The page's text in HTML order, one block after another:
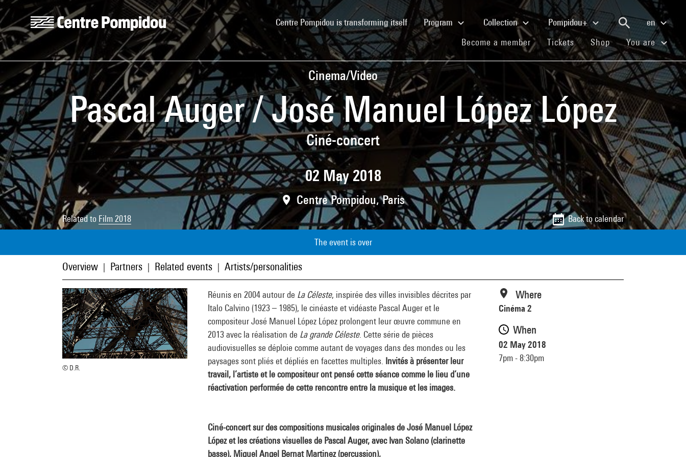
Skip to main content
Centre Pompidou
Centre Pompidou is transforming itself(current)Program Collection Pompidou+
en
Become a member (current)
Tickets(current)
Shop(current)You are
Cinema/Video
Pascal Auger / José Manuel López López
Ciné-concert
02 May 2018
Centre Pompidou, Paris
Related to Film 2018 Back to calendar
The event is over
Overview Partners Related events Artists/personalities
© D.R.
Réunis en 2004 autour de La Céleste, inspirée des villes invisibles décrites par
Italo Calvino (1923 – 1985), le cinéaste et vidéaste Pascal Auger et le
compositeur José Manuel López López prolongent leur œuvre commune en
2013 avec la réalisation de La grande Céleste. Cette série de pièces
audiovisuelles se déploie comme autant de voyages dans des mondes ou les
paysages sont pliés et dépliés en facettes multiples. Invités à présenter leur
travail, l’artiste et le compositeur ont pensé cette séance comme le lieu d’une
réactivation performée de cette rencontre entre la musique et les images.
Ciné-concert sur des compositions musicales originales de José Manuel López
López et les créations visuelles de Pascal Auger, avec Ivan Solano (clarinette
basse), Miguel Angel Bernat Martinez (percussion),
Where
Cinéma 2
When
02 May 2018
7pm - 8:30pm